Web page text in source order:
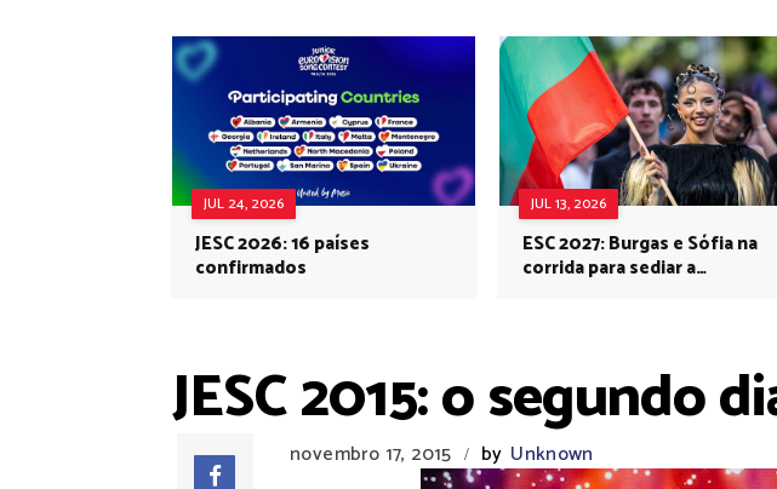
JUL 24, 2026
JESC 2026: 16 países
confirmados
JUL 13, 2026
ESC 2027: Burgas e Sófia na
corrida para sediar a
JESC 2015: o segundo
novembro 17, 2015 / by Unknown